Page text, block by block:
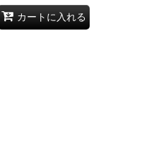
カートに入れる